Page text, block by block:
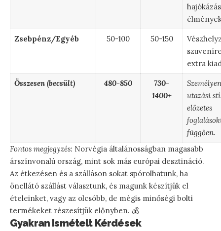
Zsebpénz/Egyéb 50-100 50-150
extra
Összesen (becsült) 480-850
730-
1400+
utazási
előzetes
függően.
Fontos megjegyzés: Norvégia általánosságban magasabb
árszínvonalú ország, mint sok más európai desztináció.
Az étkezésen és a szálláson sokat spórolhatunk, ha
önellátó szállást választunk, és magunk készítjük el
ételeinket, vagy az olcsóbb, de mégis minőségi bolti
termékeket részesítjük előnyben. 💰
Gyakran Ismételt Kérdések